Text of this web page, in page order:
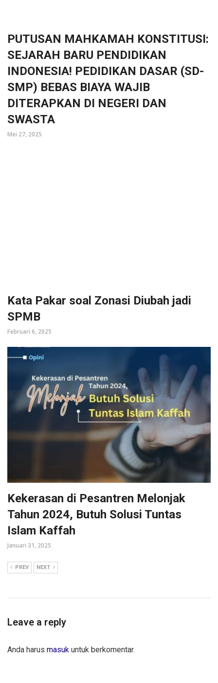
PUTUSAN MAHKAMAH KONSTITUSI:
SEJARAH BARU PENDIDIKAN
INDONESIA! PEDIDIKAN DASAR (SD-
SMP) BEBAS BIAYA WAJIB
DITERAPKAN DI NEGERI DAN
SWASTA
Mei 27, 2025
Kata Pakar soal Zonasi Diubah jadi
SPMB
Februari 6, 2025
Kekerasan di Pesantren Melonjak
Tahun 2024, Butuh Solusi Tuntas
Islam Kaffah
Januari 31, 2025
PREV NEXT
Leave a reply
Anda harus masuk untuk berkomentar.